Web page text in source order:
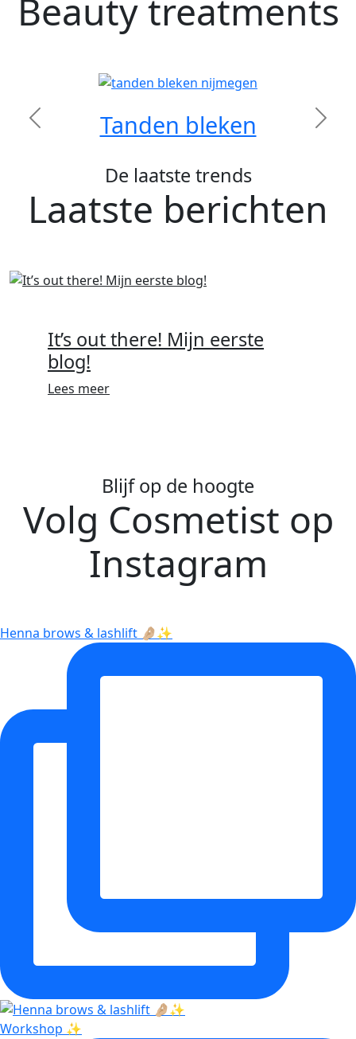
Beauty treatments
Tanden bleken
Previous Next
De laatste trends
Laatste berichten
It’s out there! Mijn eerste
blog!
Lees meer
Blijf op de hoogte
Volg Cosmetist op
Instagram
Henna brows & lashlift 🤌🏼✨
Workshop ✨